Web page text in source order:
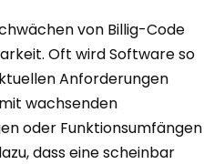
von Billig-Code
Oft wird Software so
Anforderungen
wachsenden
oder Funktionsumfängen
dass eine scheinbar